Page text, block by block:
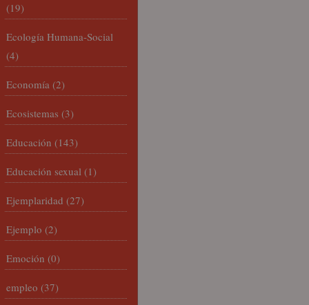
(19)
Ecología Humana-Social
(4)
Economía (2)
Ecosistemas (3)
Educación (143)
Educación sexual (1)
Ejemplaridad (27)
Ejemplo (2)
Emoción (0)
empleo (37)